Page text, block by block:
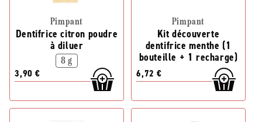
Pimpant
Dentifrice citron poudre
à diluer
8 g
3,90 €
Pimpant
Kit découverte
dentifrice menthe (1
bouteille + 1 recharge)
6,72 €